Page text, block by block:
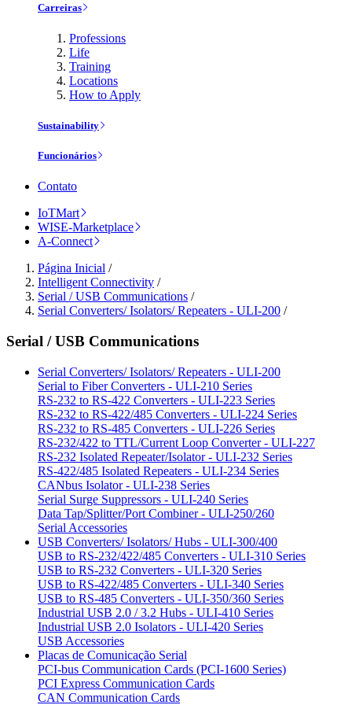
Carreiras
Professions
Life
Training
Locations
How to Apply
Sustainability
Funcionários
Contato
IoTMart
WISE-Marketplace
A-Connect
Página Inicial /
Intelligent Connectivity /
Serial / USB Communications /
Serial Converters/ Isolators/ Repeaters - ULI-200 /
Serial / USB Communications
Serial Converters/ Isolators/ Repeaters - ULI-200
Serial to Fiber Converters - ULI-210 Series
RS-232 to RS-422 Converters - ULI-223 Series
RS-232 to RS-422/485 Converters - ULI-224 Series
RS-232 to RS-485 Converters - ULI-226 Series
RS-232/422 to TTL/Current Loop Converter - ULI-227
RS-232 Isolated Repeater/Isolator - ULI-232 Series
RS-422/485 Isolated Repeaters - ULI-234 Series
CANbus Isolator - ULI-238 Series
Serial Surge Suppressors - ULI-240 Series
Data Tap/Splitter/Port Combiner - ULI-250/260
Serial Accessories
USB Converters/ Isolators/ Hubs - ULI-300/400
USB to RS-232/422/485 Converters - ULI-310 Series
USB to RS-232 Converters - ULI-320 Series
USB to RS-422/485 Converters - ULI-340 Series
USB to RS-485 Converters - ULI-350/360 Series
Industrial USB 2.0 / 3.2 Hubs - ULI-410 Series
Industrial USB 2.0 Isolators - ULI-420 Series
USB Accessories
Placas de Comunicação Serial
PCI-bus Communication Cards (PCI-1600 Series)
PCI Express Communication Cards
CAN Communication Cards